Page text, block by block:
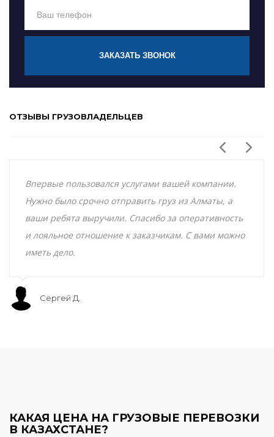
ЗАКАЗАТЬ ЗВОНОК
ОТЗЫВЫ ГРУЗОВЛАДЕЛЬЦЕВ
Впервые пользовался услугами вашей компании.
Нужно было срочно отправить груз из Алматы, а
ваши ребята выручили. Спасибо за оперативность
и лояльное отношение к заказчикам. С вами можно
иметь дело.
Сергей Д.
КАКАЯ ЦЕНА НА ГРУЗОВЫЕ ПЕРЕВОЗКИ
В КАЗАХСТАНЕ?